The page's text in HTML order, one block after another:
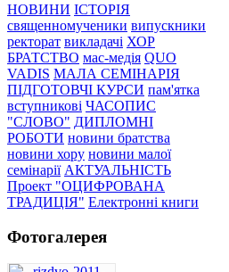
НОВИНИ ІСТОРІЯ
священномученики випускники
ректорат викладачі ХОР
БРАТСТВО мас-медія QUO
VADIS МАЛА СЕМІНАРІЯ
ПІДГОТОВЧІ КУРСИ пам'ятка
вступникові ЧАСОПИС
"СЛОВО" ДИПЛОМНІ
РОБОТИ новини братства
новини хору новини малої
семінарії АКТУАЛЬНІСТЬ
Проект "ОЦИФРОВАНА
ТРАДИЦІЯ" Електронні книги
Фотогалерея